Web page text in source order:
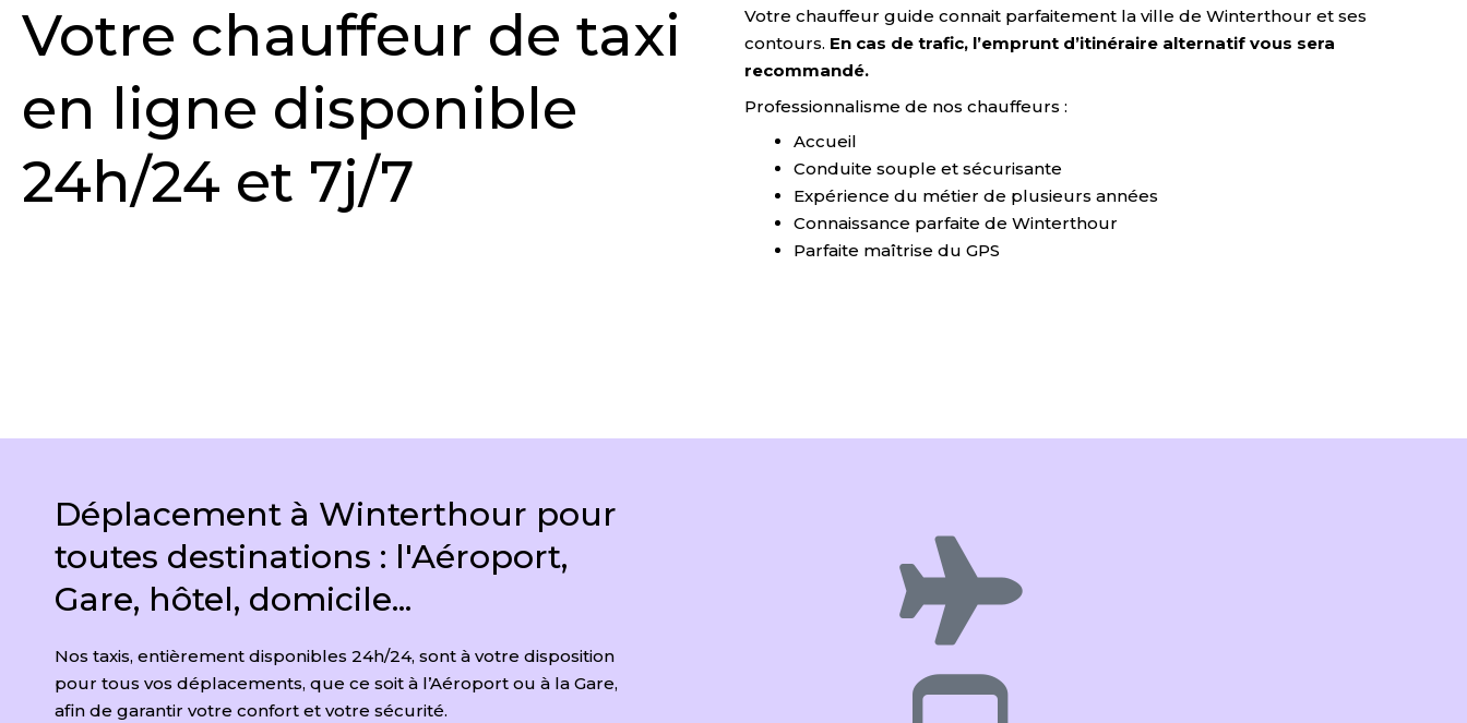
Votre chauffeur de taxi
en ligne disponible
24h/24 et 7j/7
Votre chauffeur guide connait parfaitement la ville de Winterthour et ses
contours. En cas de trafic, l’emprunt d’itinéraire alternatif vous sera
recommandé.
Professionnalisme de nos chauffeurs :
Accueil
Conduite souple et sécurisante
Expérience du métier de plusieurs années
Connaissance parfaite de Winterthour
Parfaite maîtrise du GPS
Déplacement à Winterthour pour
toutes destinations : l'Aéroport,
Gare, hôtel, domicile...
Nos taxis, entièrement disponibles 24h/24, sont à votre disposition
pour tous vos déplacements, que ce soit à l’Aéroport ou à la Gare,
afin de garantir votre confort et votre sécurité.